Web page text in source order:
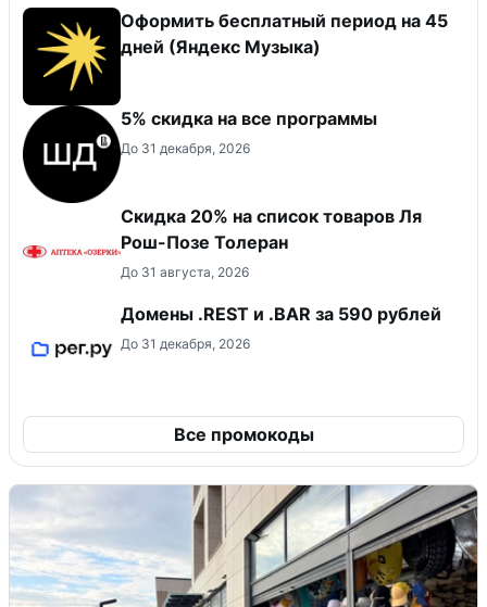
Оформить бесплатный период на 45
дней (Яндекс Музыка)
5% скидка на все программы
До 31 декабря, 2026
Скидка 20% на список товаров Ля
Рош-Позе Толеран
До 31 августа, 2026
Домены .REST и .BAR за 590 рублей
До 31 декабря, 2026
Все промокоды